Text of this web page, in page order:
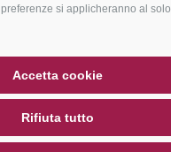
si applicheranno al solo
Accetta cookie
Rifiuta tutto
SOCIAL WALL METEO